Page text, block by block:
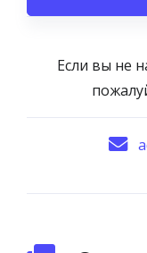
Если вы не